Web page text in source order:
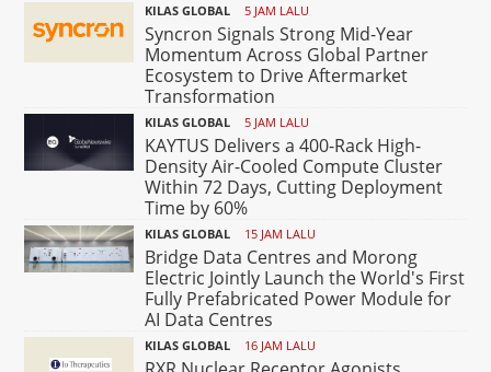
KILAS GLOBAL 5 JAM LALU
Syncron Signals Strong Mid-Year
Momentum Across Global Partner
Ecosystem to Drive Aftermarket
Transformation
KILAS GLOBAL 5 JAM LALU
KAYTUS Delivers a 400-Rack High-
Density Air-Cooled Compute Cluster
Within 72 Days, Cutting Deployment
Time by 60%
KILAS GLOBAL 15 JAM LALU
Bridge Data Centres and Morong
Electric Jointly Launch the World's First
Fully Prefabricated Power Module for
AI Data Centres
KILAS GLOBAL 16 JAM LALU